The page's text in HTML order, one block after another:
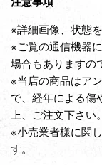
※詳細画像、状態
※ご覧の通信機器
場合もありますの
※当店の商品はア
で、経年による傷
上、ご注文下さい。
※小売業者様に関
す。